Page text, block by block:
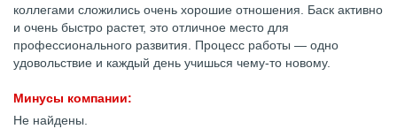
коллегами сложились очень хорошие отношения. Баск активно
и очень быстро растет, это отличное место для
профессионального развития. Процесс работы — одно
удовольствие и каждый день учишься чему-то новому.
Минусы компании:
Не найдены.